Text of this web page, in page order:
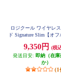
ロジクール ワイヤレ
ド Signature Slim【オフ
9,350円
(税
発送目安: 即納（在
か）
(1